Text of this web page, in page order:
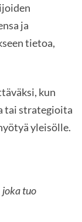
ja
tietoa,
kun
tai strategioita
yleisölle.
joka tuo